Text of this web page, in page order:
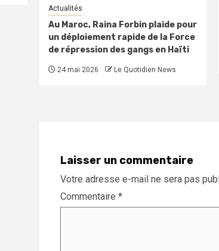
Actualités
Au Maroc, Raina Forbin plaide pour
un déploiement rapide de la Force
de répression des gangs en Haïti
24 mai 2026 Le Quotidien News
Laisser un commentaire
Votre adresse e-mail ne sera pas
Commentaire *